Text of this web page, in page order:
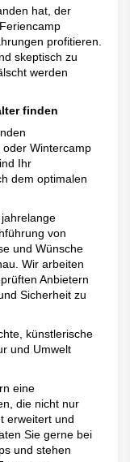
hat, der
profitieren.
skeptisch zu
werden
finden
Wintercamp
Ihr
dem optimalen
von
und Wünsche
Wir arbeiten
Anbietern
Sicherheit zu
künstlerische
und Umwelt
eine
die nicht nur
erweitert und
Sie gerne bei
und stehen